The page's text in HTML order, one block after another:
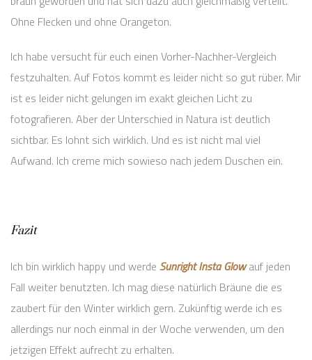
Ohne Flecken und ohne Orangeton.
Ich habe versucht für euch einen Vorher-Nachher-Vergleich
festzuhalten. Auf Fotos kommt es leider nicht so gut rüber. Mir
ist es leider nicht gelungen im exakt gleichen Licht zu
fotografieren. Aber der Unterschied in Natura ist deutlich
sichtbar. Es lohnt sich wirklich. Und es ist nicht mal viel
Aufwand. Ich creme mich sowieso nach jedem Duschen ein.
Fazit
Ich bin wirklich happy und werde Sunright Insta Glowauf jeden
Fall weiter benutzten. Ich mag diese natürlich Bräune die es
zaubert für den Winter wirklich gern. Zukünftig werde ich es
allerdings nur noch einmal in der Woche verwenden, um den
jetzigen Effekt aufrecht zu erhalten.